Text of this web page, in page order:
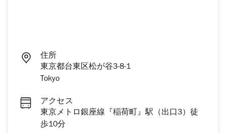
住所
東京都台東区松が谷3-8-1
Tokyo
アクセス
東京メトロ銀座線『稲荷町』駅（出口3）徒
歩10分